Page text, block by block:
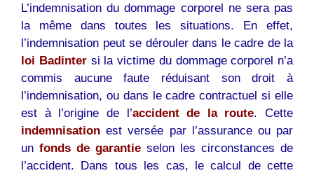
L’indemnisation du dommage corporel ne sera pas
la même dans toutes les situations. En effet,
l’indemnisation peut se dérouler dans le cadre de la
loi Badinter si la victime du dommage corporel n’a
commis aucune faute réduisant son droit à
l’indemnisation, ou dans le cadre contractuel si elle
est à l’origine de l’accident de la route. Cette
indemnisationest versée par l’assurance ou par
un fonds de garantie selon les circonstances de
l’accident. Dans tous les cas, le calcul de cette